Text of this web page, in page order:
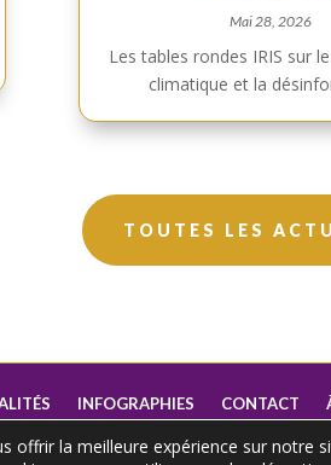
Mai 28, 2026
Les tables rondes IRIS sur
climatique et la
TOUTES LES
INFOGRAPHIES CONTACT
offrir la meilleure expérience sur notre